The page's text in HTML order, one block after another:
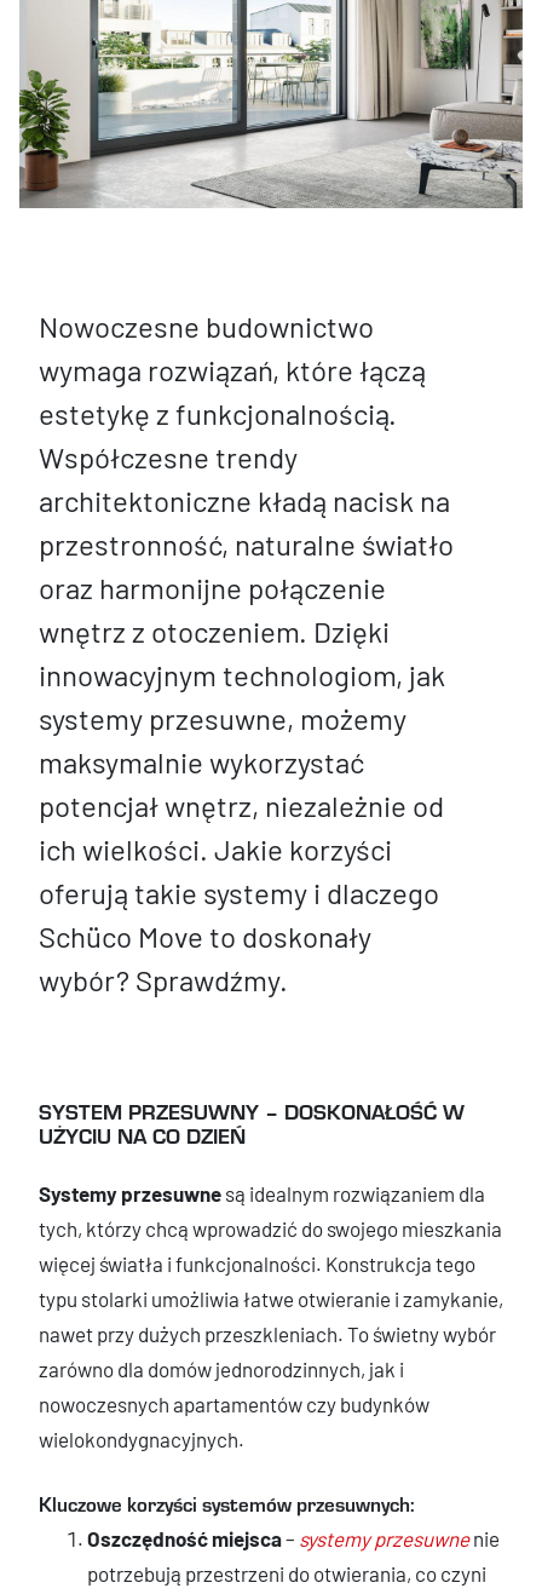
Nowoczesne budownictwo
wymaga rozwiązań, które łączą
estetykę z funkcjonalnością.
Współczesne trendy
architektoniczne kładą nacisk na
przestronność, naturalne światło
oraz harmonijne połączenie
wnętrz z otoczeniem. Dzięki
innowacyjnym technologiom, jak
systemy przesuwne, możemy
maksymalnie wykorzystać
potencjał wnętrz, niezależnie od
ich wielkości. Jakie korzyści
oferują takie systemy i dlaczego
Schüco Move to doskonały
wybór? Sprawdźmy.
SYSTEM PRZESUWNY – DOSKONAŁOŚĆ W
UŻYCIU NA CO DZIEŃ
Systemy przesuwne są idealnym rozwiązaniem dla
tych, którzy chcą wprowadzić do swojego mieszkania
więcej światła i funkcjonalności. Konstrukcja tego
typu stolarki umożliwia łatwe otwieranie i zamykanie,
nawet przy dużych przeszkleniach. To świetny wybór
zarówno dla domów jednorodzinnych, jak i
nowoczesnych apartamentów czy budynków
wielokondygnacyjnych.
Kluczowe korzyści systemów przesuwnych:
Oszczędność miejsca– systemy przesuwnenie
potrzebują przestrzeni do otwierania, co czyni